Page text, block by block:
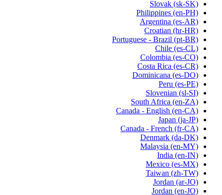
Slovak (sk-SK)
Philippines (en-PH)
Argentina (es-AR)
Croatian (hr-HR)
Portuguese - Brazil (pt-BR)
Chile (es-CL)
Colombia (es-CO)
Costa Rica (es-CR)
Dominicana (es-DO)
Peru (es-PE)
Slovenian (sl-SI)
South Africa (en-ZA)
Canada - English (en-CA)
Japan (ja-JP)
Canada - French (fr-CA)
Denmark (da-DK)
Malaysia (en-MY)
India (en-IN)
Mexico (es-MX)
Taiwan (zh-TW)
Jordan (ar-JO)
Jordan (en-JO)